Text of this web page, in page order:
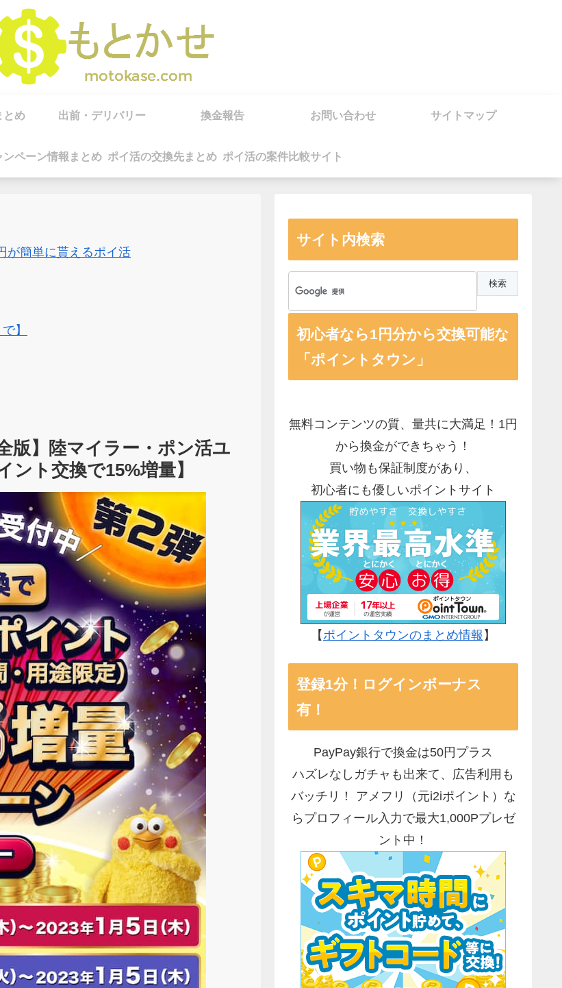
とめ 出前・デリバリー 換金報告 お問い合わせ サイトマップ
ンペーン情報まとめ ポイ活の交換先まとめ ポイ活の案件比較サイト
が簡単に貰えるポイ活
】
版】陸マイラー・ポン活ユ
ント交換で15%増量】
サイト内検索
初心者なら1円分から交換可能な
「ポイントタウン」
無料コンテンツの質、量共に大満足！1円
から換金ができちゃう！
買い物も保証制度があり、
初心者にも優しいポイントサイト
【ポイントタウンのまとめ情報 】
登録1分！ログインボーナス
有！
PayPay銀行で換金は50円プラス
ハズレなしガチャも出来て、広告利用も
バッチリ！ アメフリ（元i2iポイント）な
らプロフィール入力で最大1,000Pプレゼ
ント中！